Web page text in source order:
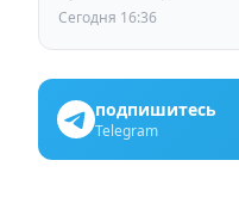
ждут от выборов
Сегодня 16:36
подпишитесь
Telegram